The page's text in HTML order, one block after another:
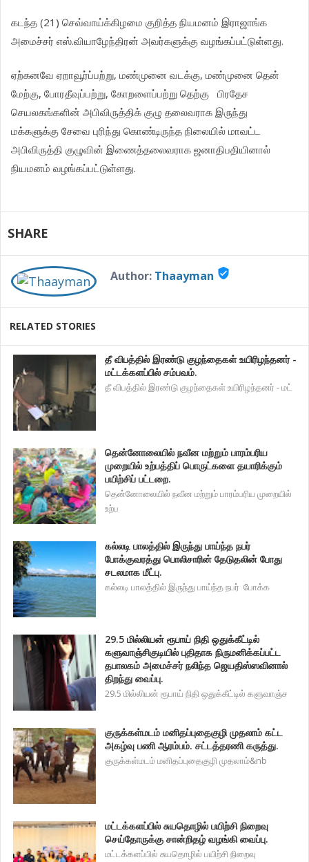
கடந்த (21) செவ்வாய்க்கிழமை குறித்த நியமனம் இராஜாங்க
அமைச்சர் எஸ்.வியாழேந்திரன் அவர்களுக்கு வழங்கப்பட்டுள்ளது.
ஏற்கனவே ஏறாவூர்ப்பற்று, மண்முனை வடக்கு, மண்முனை தென்
மேற்கு, போரதீவுப்பற்று, கோறளைப்பற்று தெற்கு பிரதேச
செயலகங்களின் அபிவிருத்திக் குழு தலைவராக இருந்து
மக்களுக்கு சேவை புரிந்து கொண்டிருந்த நிலையில் மாவட்ட
அபிவிருத்தி குழுவின் இணைத்தலைவராக ஜனாதிபதியினால்
நியமனம் வழங்கப்பட்டுள்ளது.
SHARE
Author: Thaayman verified_user
RELATED STORIES
தீ விபத்தில் இரண்டு குழந்தைகள் உயிரிழந்தனர் -
மட்டக்களப்பில் சம்பவம்.
தீ விபத்தில் இரண்டு குழந்தைகள் உயிரிழந்தனர் - மட்
தென்னோலையில் நவீன மற்றும் பாரம்பரிய
முறையில் உற்பத்திப் பொருட்களை தயாரிக்கும்
பயிற்சிப் பட்டறை.
தென்னோலையில் நவீன மற்றும் பாரம்பரிய முறையில்
உற்ப
கல்லடி பாலத்தில் இருந்து பாய்ந்த நபர்
போக்குவரத்து பொலிசாரின் தேடுதலின் போது
சடலமாக மீட்பு.
கல்லடி பாலத்தில் இருந்து பாய்ந்த நபர் போக்க
29.5 மில்லியன் ரூபாய் நிதி ஒதுக்கீட்டில்
களுவாஞ்சிகுடியில் புதிதாக நிருமனிக்கப்பட்ட
தபாலகம் அமைச்சர் நலிந்த ஜெயதிஸ்ஸவினால்
திறந்து வைப்பு.
29.5 மில்லியன் ரூபாய் நிதி ஒதுக்கீட்டில் களுவாஞ்ச
குருக்கள்மடம் மனிதப்புதைகுழி முதலாம் கட்ட
அகழ்வு பணி ஆரம்பம். சட்டத்தரணி கருத்து.
குருக்கள்மடம் மனிதப்புதைகுழி முதலாம்&nb
மட்டக்களப்பில் சுயதொழில் பயிற்சி நிறைவு
செய்தோருக்கு சான்றிதழ் வழங்கி வைப்பு.
மட்டக்களப்பில் சுயதொழில் பயிற்சி நிறைவு